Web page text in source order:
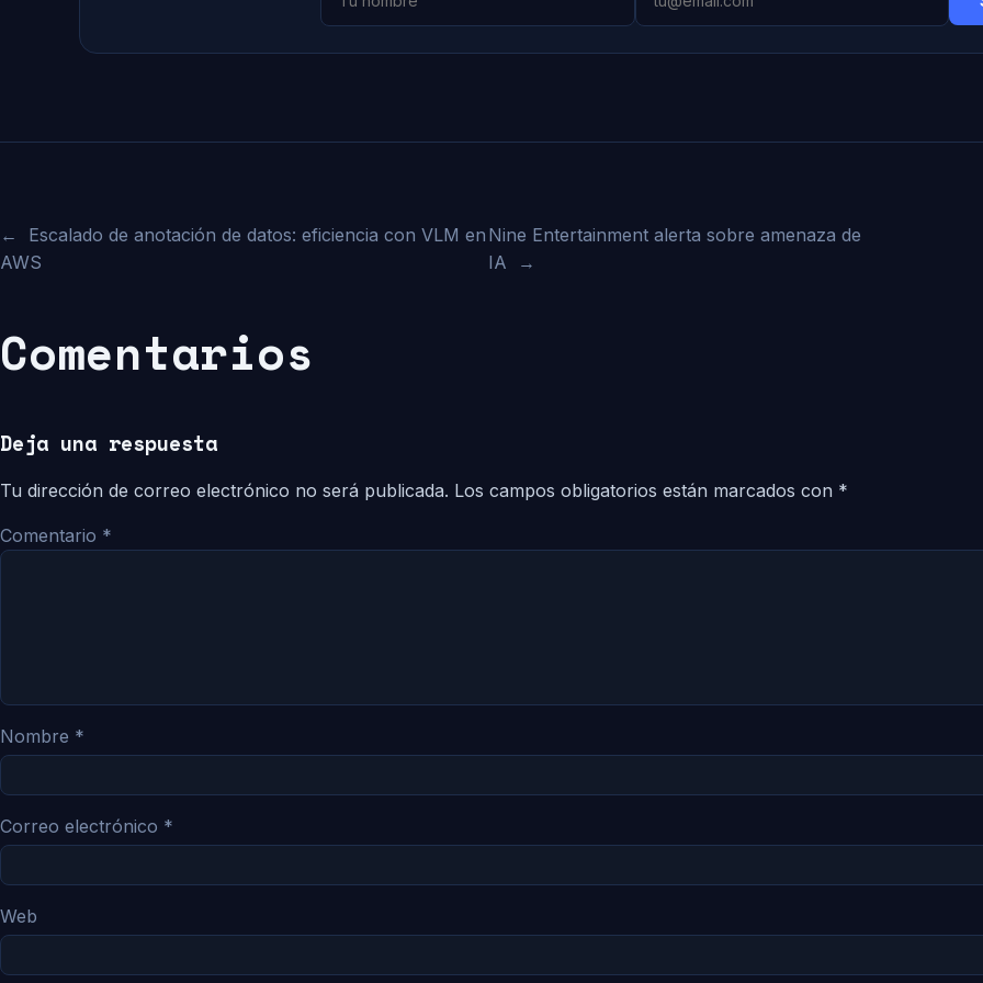
←
Escalado de anotación de datos: eficiencia con VLM en
AWS
Nine Entertainment alerta sobre amenaza de
IA
→
Comentarios
Deja una respuesta
Tu dirección de correo electrónico no será publicada. Los campos obligatorios están marcados con *
Comentario *
Nombre *
Correo electrónico *
Web